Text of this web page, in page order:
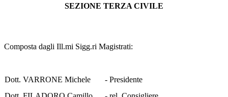
SEZIONE TERZA CIVILE
Composta dagli Ill.mi Sigg.ri Magistrati:
Dott. VARRONE Michele
- Presidente